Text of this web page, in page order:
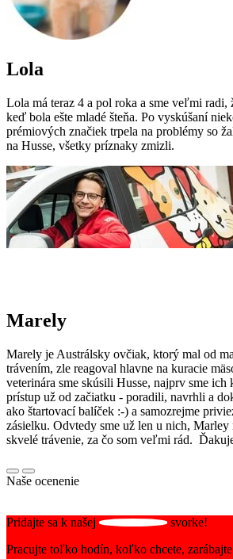
Lola
Lola má teraz 4 a pol roka a sme veľmi radi,
keď bola ešte mladé šteňa. Po vyskúšaní
prémiových značiek trpela na problémy so
na Husse, všetky príznaky zmizli.
Marely
Marely je Austrálsky ovčiak, ktorý mal od
trávením, zle reagoval hlavne na kuracie
veterinára sme skúsili Husse, najprv sme
prístup už od začiatku - poradili, navrhli a
ako štartovací balíček :-) a samozrejme
zásielku. Odvtedy sme už len u nich, Marley
skvelé trávenie, za čo som veľmi rád.
Naše ocenenie
Pridajte sa k našej
svorke!
Pracujte toľko hodín, koľko chcete,